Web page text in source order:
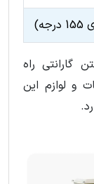
گارانتی راه
و لوازم این